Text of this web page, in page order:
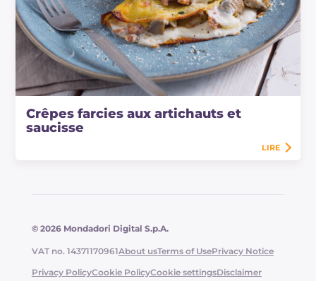
Crêpes farcies aux artichauts et
saucisse
LIRE
© 2026 Mondadori Digital S.p.A.
VAT no. 14371170961About usTerms of UsePrivacy Notice
Privacy PolicyCookie PolicyCookie settingsDisclaimer